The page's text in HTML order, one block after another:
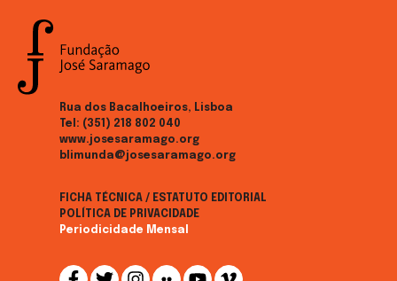
Rua dos Bacalhoeiros, Lisboa
Tel: (351) 218 802 040
www.josesaramago.org
blimunda@josesaramago.org
FICHA TÉCNICA / ESTATUTO EDITORIAL
POLÍTICA DE PRIVACIDADE
Periodicidade Mensal